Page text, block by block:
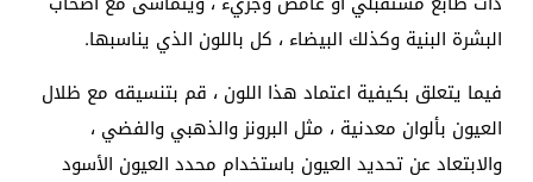
البشرة البنية وكذلك البيضاء ، كل باللون الذي يناسبها.
فيما يتعلق بكيفية اعتماد هذا اللون ، قم بتنسيقه مع ظلال
العيون بألوان معدنية ، مثل البرونز والذهبي والفضي ،
والابتعاد عن تحديد العيون باستخدام محدد العيون الأسود